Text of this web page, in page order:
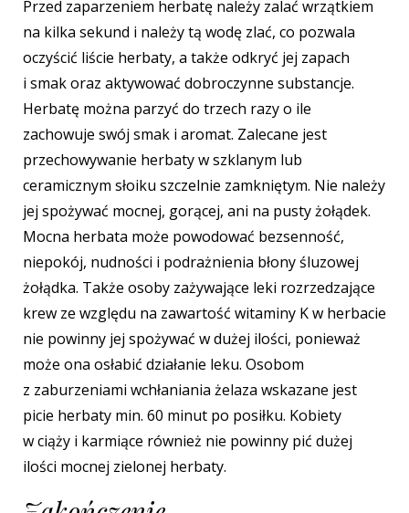
Przed zaparzeniem herbatę należy zalać wrzątkiem
na kilka sekund i należy tą wodę zlać, co pozwala
oczyścić liście herbaty, a także odkryć jej zapach
i smak oraz aktywować dobroczynne substancje.
Herbatę można parzyć do trzech razy o ile
zachowuje swój smak i aromat. Zalecane jest
przechowywanie herbaty w szklanym lub
ceramicznym słoiku szczelnie zamkniętym. Nie należy
jej spożywać mocnej, gorącej, ani na pusty żołądek.
Mocna herbata może powodować bezsenność,
niepokój, nudności i podrażnienia błony śluzowej
żołądka. Także osoby zażywające leki rozrzedzające
krew ze względu na zawartość witaminy K w herbacie
nie powinny jej spożywać w dużej ilości, ponieważ
może ona osłabić działanie leku. Osobom
z zaburzeniami wchłaniania żelaza wskazane jest
picie herbaty min. 60 minut po posiłku. Kobiety
w ciąży i karmiące również nie powinny pić dużej
ilości mocnej zielonej herbaty.